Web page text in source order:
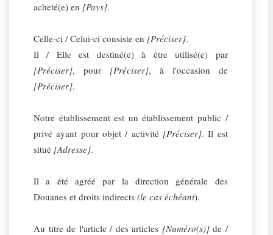
acheté(e) en [Pays].
Celle-ci / Celui-ci consiste en [Préciser].
Il / Elle est destiné(e) à être utilisé(e) par
[Préciser], pour [Préciser], à l'occasion de
[Préciser].
Notre établissement est un établissement public /
privé ayant pour objet / activité [Préciser]. Il est
situé [Adresse].
Il a été agréé par la direction générale des
Douanes et droits indirects (le cas échéant).
Au titre de l'article / des articles [Numéro(s)]de /